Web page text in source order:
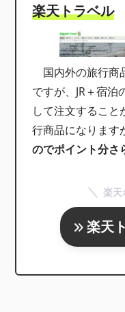
楽天トラベル
国内外の旅行商
ですが、JR＋宿
して注文するこ
行商品になります
のでポイント分さ
楽天
楽天